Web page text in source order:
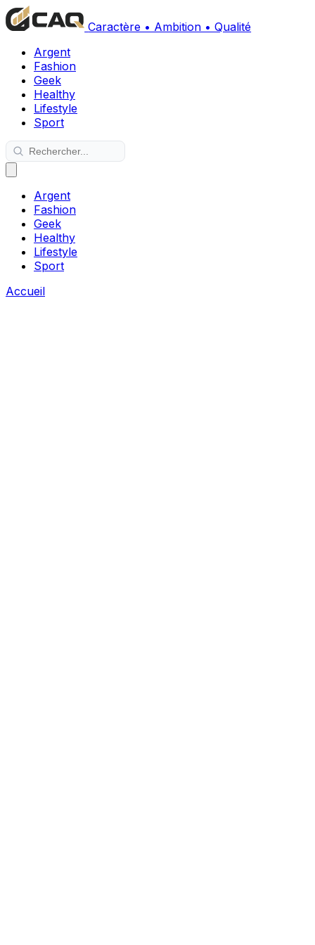
Caractère • Ambition • Qualité
Argent
Fashion
Geek
Healthy
Lifestyle
Sport
Argent
Fashion
Geek
Healthy
Lifestyle
Sport
Accueil